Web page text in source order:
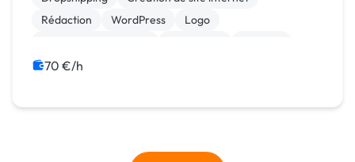
Rédaction
WordPress
Logo
Etude de marché
70 €/h